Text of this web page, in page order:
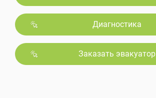
Диагностика
Заказать эвакуатор